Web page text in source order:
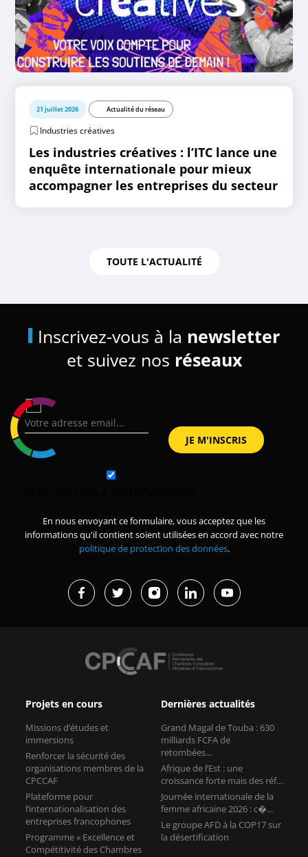
21 juillet 2026 Actualité du réseau
Industries créatives
Les industries créatives : l’ITC lance une
enquête internationale pour mieux
accompagner les entreprises du secteur
TOUTE L'ACTUALITÉ
Inscrivez-vous à la newsletter
et suivez nos réseaux
En nous envoyant ce formulaire, vous acceptez que les
informations qu'il contient soient utilisées en accord avec notre
politique de protection des données.
Projets en cours
Missions d’études et
immersions
Renforcer la sécurité des
organisations membres de la
CPCCAF
Plateforme pour
l’internationalisation des
entreprises francophones
Programme « Excellence et
Compétitivité des Chambres
Dernières actualités
Grand Magal de Touba : 630
milliards FCFA de
retombées...
Afrique de l’Est : une
croissance forte mais des réf...
Journée internationale de la
femme africaine 2026 : c�...
Le groupe AFD à la COP17 sur
la désertification